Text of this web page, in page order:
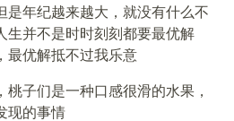
是年纪越来越大，就没有什么不
生并不是时时刻刻都要最优解
最优解抵不过我乐意
子们是一种口感很滑的水果，
现的事情